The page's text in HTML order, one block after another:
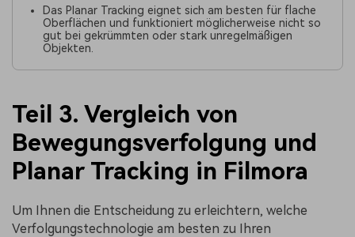
Das Planar Tracking eignet sich am besten für flache
Oberflächen und funktioniert möglicherweise nicht so
gut bei gekrümmten oder stark unregelmäßigen
Objekten.
Teil 3. Vergleich von
Bewegungsverfolgung und
Planar Tracking in Filmora
Um Ihnen die Entscheidung zu erleichtern, welche
Verfolgungstechnologie am besten zu Ihren